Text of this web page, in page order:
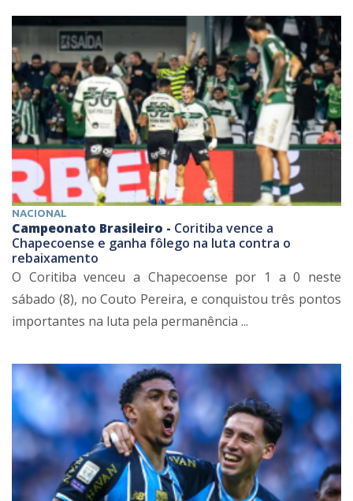
NACIONAL
Campeonato Brasileiro - Coritiba vence a
Chapecoense e ganha fôlego na luta contra o
rebaixamento
O Coritiba venceu a Chapecoense por 1 a 0 neste
sábado (8), no Couto Pereira, e conquistou três pontos
importantes na luta pela permanência ...